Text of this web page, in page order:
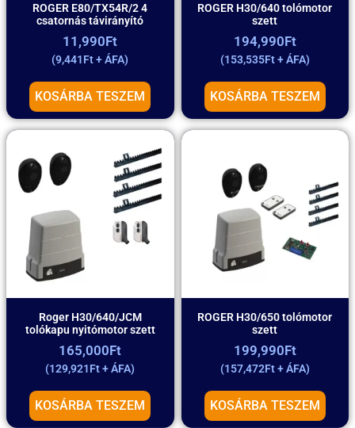
ROGER E80/TX54R/2 4
csatornás távirányító
11,990Ft
(9,441Ft+ ÁFA)
KOSÁRBA TESZEM
ROGER H30/640 tolómotor
szett
194,990Ft
(153,535Ft+ ÁFA)
KOSÁRBA TESZEM
Roger H30/640/JCM
tolókapu nyitómotor szett
165,000Ft
(129,921Ft+ ÁFA)
KOSÁRBA TESZEM
ROGER H30/650 tolómotor
szett
199,990Ft
(157,472Ft+ ÁFA)
KOSÁRBA TESZEM